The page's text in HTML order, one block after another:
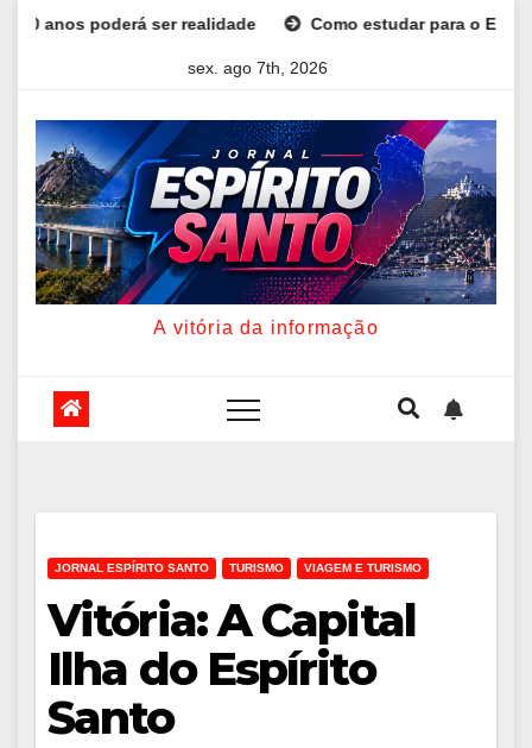
Skip
ser realidade Como estudar para o Enem: guia
sex. ago 7th, 2026
A vitória da informação
JORNAL ESPÍRITO SANTO TURISMO VIAGEM E TURISMO
Vitória: A Capital
Ilha do Espírito
Santo